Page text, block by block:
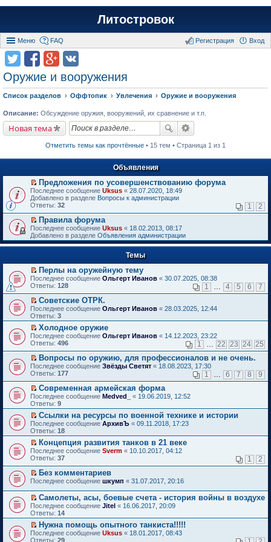
Литостровок
Меню FAQ Вход
Регистрация
Оружие и вооружения
Список разделов Оффтопик Увлечения Оружие и вооружения
Описание: Обсуждение оружия, вооружений, их сравнение и т.п.
Новая тема
Отметить темы как прочтённые • 15 тем • Страница 1 из 1
Объявления
П
е
р
й
т
и
к
п
в
о
м
у
н
е
п
р
о
ч
и
а
н
н
о
м
у
с
о
о
б
щ
е
н
и
ю
Предложения по усовершенствованию форума
Последнее сообщение Uksus « 28.07.2020, 18:49
Добавлено в разделе Вопросы к администрации
Ответы: 32 1 2
П
е
р
е
т
и
к
п
р
в
о
м
у
н
е
п
р
о
ч
т
а
н
н
о
м
у
с
о
о
б
щ
е
н
ю
Правила форума
Последнее сообщение Uksus « 18.02.2013, 08:17
Добавлено в разделе Объявления администрации
Темы
П
е
е
й
т
и
к
п
е
в
о
м
у
н
е
п
р
о
ч
и
т
а
н
н
о
м
у
о
о
б
щ
е
н
и
Перлы на оружейную тему
Последнее сообщение Ольгерт Иванов « 30.07.2025, 08:38
Ответы: 128 1 4 5 6 7
П
е
р
е
й
т
и
п
е
в
о
м
у
н
е
п
р
о
ч
и
т
а
н
о
м
у
с
о
о
б
Советские ОТРК.
Последнее сообщение Ольгерт Иванов « 28.03.2025, 12:44
Ответы: 3
П
е
е
й
т
и
к
п
е
р
в
о
м
у
н
е
п
р
о
ч
т
а
н
н
о
м
у
Холодное оружие
Последнее сообщение Ольгерт Иванов « 14.12.2023, 23:22
Ответы: 496 1 22 23 24 25
П
е
е
й
т
и
к
п
е
р
в
о
м
у
н
е
р
о
ч
и
т
а
н
Вопросы по оружию, для профессионалов и не очень.
Последнее сообщение Звёзды Светят « 18.08.2023, 17:30
Ответы: 177 1 6 7 8 9
П
е
р
е
й
т
и
к
п
е
р
в
о
у
н
е
п
р
о
ч
Современная армейская форма
Последнее сообщение Medved_ « 19.06.2019, 12:52
Ответы: 9
П
е
р
е
й
т
и
п
р
в
о
м
у
н
е
Ссылки на ресурсы по военной технике и истории
Последнее сообщение АрхивЪ « 09.11.2018, 17:23
Ответы: 18
П
е
е
й
т
и
к
п
е
р
в
о
Концепция развития танков в 21 веке
Последнее сообщение Sverm « 10.10.2017, 04:12
Ответы: 37 1 2
П
р
е
й
т
и
к
п
Без комментариев
Последнее сообщение шкумп « 31.07.2017, 20:16
П
е
р
е
й
т
Самолеты, асы, боевые счета - история войны в воздухе
Последнее сообщение Jitel « 16.06.2017, 20:09
Ответы: 14
П
е
Нужна помощь опытного танкиста!!!!!
Последнее сообщение Uksus « 18.01.2017, 08:43
Ответы: 29